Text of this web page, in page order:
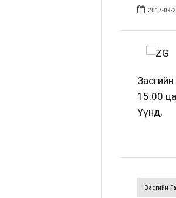
2017-09-
15:00
Үүнд,
Засгийн